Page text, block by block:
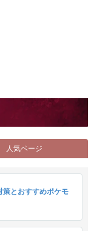
人気ページ
策とおすすめポケモ